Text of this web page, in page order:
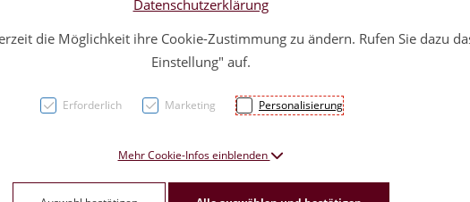
Vitry
Heizung
19,65 EUR
Datenschutzerklärung
die Möglichkeit ihre Cookie-Zustimmung zu ändern. Rufen Sie dazu
Einstellung" auf.
Erforderlich Marketing Personalisierung
Mehr Cookie-Infos einblenden